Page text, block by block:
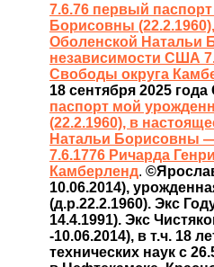
7.6.76 первый
Борисовны
Оболенской Натальи
независимости США
Свободы округа
18 сентября 2025
паспорт мой
(22.2.1960), в
Натальи Борисовны
7.6.1776 Ричарда
Камберленд.
10.06.2014),
(д.р.22.2.1960). Экс
14.4.1991). Экс
-10.06.2014), в т.ч. 18
технических наук c